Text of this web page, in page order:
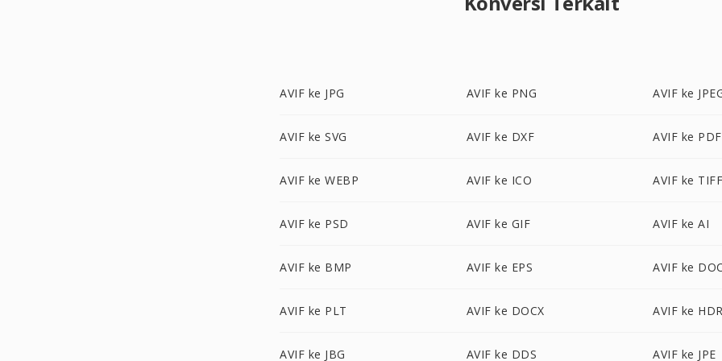
AVIF ke JPG AVIF ke PNG AVIF ke
AVIF ke SVG AVIF ke DXF AVIF ke PDF
AVIF ke WEBP AVIF ke ICO AVIF ke TIFF
AVIF ke PSD AVIF ke GIF AVIF ke AI
AVIF ke BMP AVIF ke EPS AVIF ke DOC
AVIF ke PLT AVIF ke DOCX AVIF ke HDR
AVIF ke JBG AVIF ke DDS AVIF ke JPE